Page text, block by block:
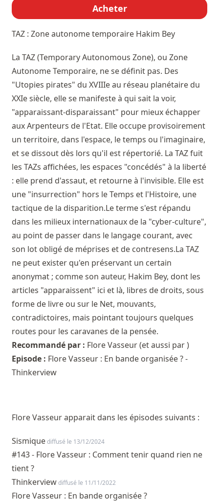
Acheter
TAZ : Zone autonome temporaire Hakim Bey
La TAZ (Temporary Autonomous Zone), ou Zone
Autonome Temporaire, ne se définit pas. Des
"Utopies pirates" du XVIIIe au réseau planétaire du
XXIe siècle, elle se manifeste à qui sait la voir,
"apparaissant-disparaissant" pour mieux échapper
aux Arpenteurs de l'Etat. Elle occupe provisoirement
un territoire, dans l'espace, le temps ou l'imaginaire,
et se dissout dès lors qu'il est répertorié. La TAZ fuit
les TAZs affichées, les espaces "concédés" à la liberté
: elle prend d'assaut, et retourne à l'invisible. Elle est
une "insurrection" hors le Temps et l'Histoire, une
tactique de la disparition.Le terme s'est répandu
dans les milieux internationaux de la "cyber-culture",
au point de passer dans le langage courant, avec
son lot obligé de méprises et de contresens.La TAZ
ne peut exister qu'en préservant un certain
anonymat ; comme son auteur, Hakim Bey, dont les
articles "apparaissent" ici et là, libres de droits, sous
forme de livre ou sur le Net, mouvants,
contradictoires, mais pointant toujours quelques
routes pour les caravanes de la pensée.
Recommandé par : Flore Vasseur(et aussi par )
Episode : Flore Vasseur : En bande organisée ? -
Thinkerview
Flore Vasseur apparait dans les épisodes suivants :
Sismiquediffusé le 13/12/2024
#143 - Flore Vasseur : Comment tenir quand rien ne
tient ?
Thinkerviewdiffusé le 11/11/2022
Flore Vasseur : En bande organisée ?